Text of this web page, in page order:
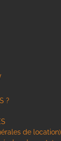
?
de location)